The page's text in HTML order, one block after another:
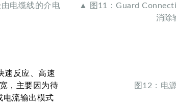
电缆线的介电
▲ 图11：Guard
消除
速反应、高速
，主要因为待
电流输出模式
图12：电